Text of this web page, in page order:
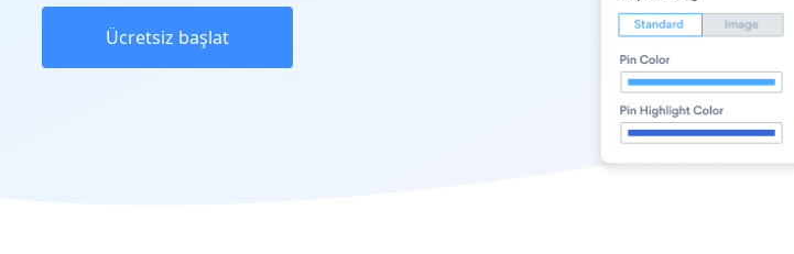
Ücretsiz başlat